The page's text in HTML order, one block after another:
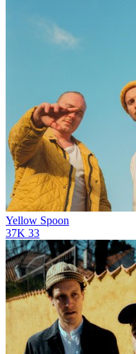
Yellow Spoon
37K 33